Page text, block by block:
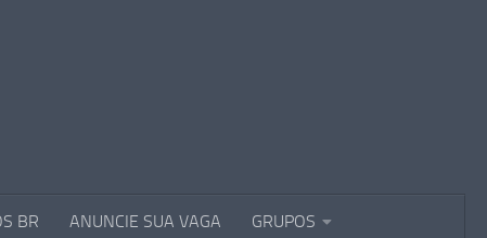
BR ANUNCIE SUA VAGA GRUPOS